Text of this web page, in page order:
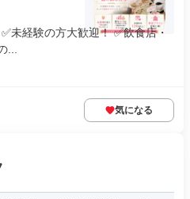
未経験の方大歓迎！ ✅飲食店・
...
気になる